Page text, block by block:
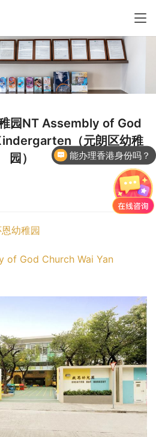
园NT Assembly of God
（元朗区幼稚
园）
幼稚园
of God Church Wai Yan
能办理香港身份吗？